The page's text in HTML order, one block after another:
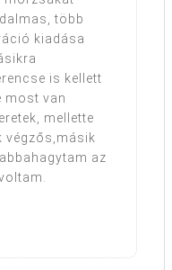
több
kiadása
is kellett
most van
mellette
végzős,másik
az